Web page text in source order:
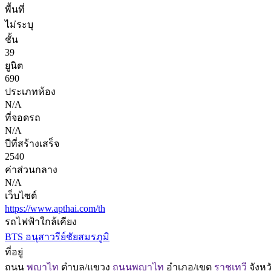
พื้นที่
ไม่ระบุ
ชั้น
39
ยูนิต
690
ประเภทห้อง
N/A
ที่จอดรถ
N/A
ปีที่สร้างเสร็จ
2540
ค่าส่วนกลาง
N/A
เว็บไซต์
https://www.apthai.com/th
รถไฟฟ้าใกล้เคียง
BTS อนุสาวรีย์ชัยสมรภูมิ
ที่อยู่
ถนน พญาไท ตำบล/แขวง ถนนพญาไท อำเภอ/เขต ราชเทวี จังห